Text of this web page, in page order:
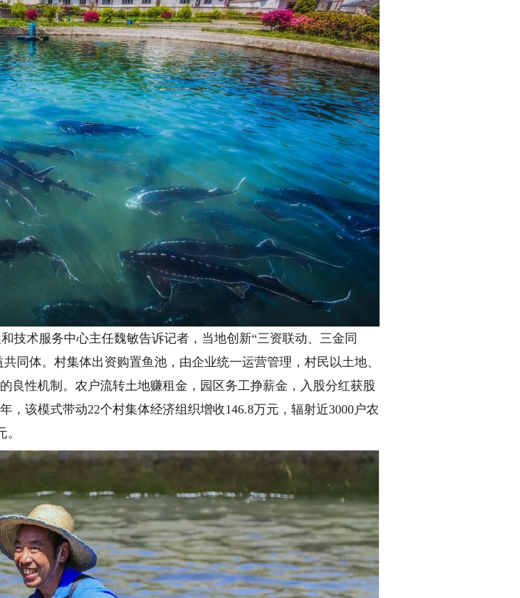
术服务中心主任魏敏告诉记者，当地创新“三资联动、三金同
同体。村集体出资购置鱼池，由企业统一运营管理，村民以土地、
良性机制。农户流转土地赚租金，园区务工挣薪金，入股分红获股
，该模式带动22个村集体经济组织增收146.8万元，辐射近3000户农